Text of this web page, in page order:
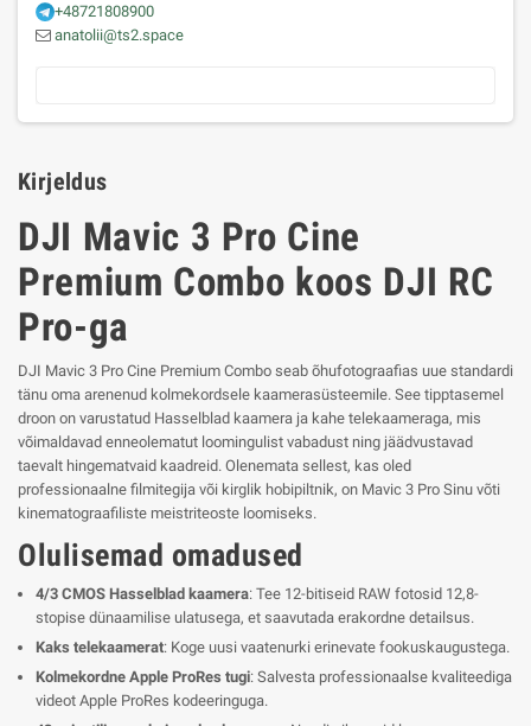
+48721808900
anatolii@ts2.space
Kirjeldus
DJI Mavic 3 Pro Cine
Premium Combo koos DJI RC
Pro-ga
DJI Mavic 3 Pro Cine Premium Combo seab õhufotograafias uue standardi
tänu oma arenenud kolmekordsele kaamerasüsteemile. See tipptasemel
droon on varustatud Hasselblad kaamera ja kahe telekaameraga, mis
võimaldavad enneolematut loomingulist vabadust ning jäädvustavad
taevalt hingematvaid kaadreid. Olenemata sellest, kas oled
professionaalne filmitegija või kirglik hobipiltnik, on Mavic 3 Pro Sinu võti
kinematograafiliste meistriteoste loomiseks.
Olulisemad omadused
4/3 CMOS Hasselblad kaamera: Tee 12-bitiseid RAW fotosid 12,8-
stopise dünaamilise ulatusega, et saavutada erakordne detailsus.
Kaks telekaamerat: Koge uusi vaatenurki erinevate fookuskaugustega.
Kolmekordne Apple ProRes tugi: Salvesta professionaalse kvaliteediga
videot Apple ProRes kodeeringuga.